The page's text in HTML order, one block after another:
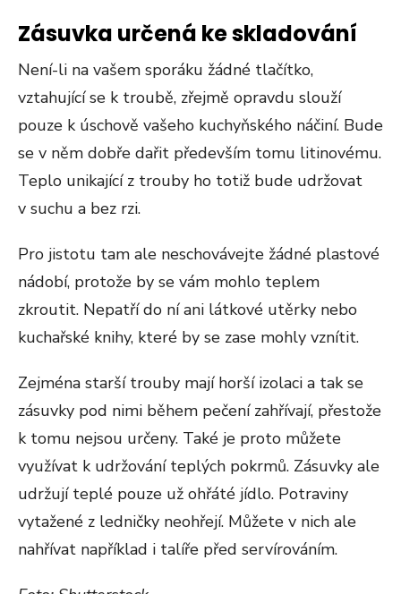
Zásuvka určená ke skladování
Není-li na vašem sporáku žádné tlačítko,
vztahující se k troubě, zřejmě opravdu slouží
pouze k úschově vašeho kuchyňského náčiní. Bude
se v něm dobře dařit především tomu litinovému.
Teplo unikající z trouby ho totiž bude udržovat
v suchu a bez rzi.
Pro jistotu tam ale neschovávejte žádné plastové
nádobí, protože by se vám mohlo teplem
zkroutit. Nepatří do ní ani látkové utěrky nebo
kuchařské knihy, které by se zase mohly vznítit.
Zejména starší trouby mají horší izolaci a tak se
zásuvky pod nimi během pečení zahřívají, přestože
k tomu nejsou určeny. Také je proto můžete
využívat k udržování teplých pokrmů. Zásuvky ale
udržují teplé pouze už ohřáté jídlo. Potraviny
vytažené z ledničky neohřejí. Můžete v nich ale
nahřívat například i talíře před servírováním.